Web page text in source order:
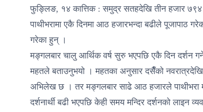
फुङ्लिङ, १४ कात्तिक : समुद्र सतहदेखि तीन हजार ७९४
पाथीभरामा एकै दिनमा आठ हजारभन्दा बढीले
गरेका हुन् ।
मङ्गलबार चालु आर्थिक वर्ष सुरु भएपछि एकै दिन दर्शन
महतले बताउनुभयो । महतका अनुसार दसैँको
अभिलेख छ । तर मङ्गलबार साढे आठ हजारले पाथीभरा
दर्शनार्थी बढी भएपछि केही समय मन्दिर दर्शनको लाइन